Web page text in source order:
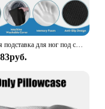
Удобная подставка для ног под столом, табурет для поддержки ног, Эргономичный Подставка для ног для дома и офиса, работы, игровые аксессуары, облегчение боли в ногах